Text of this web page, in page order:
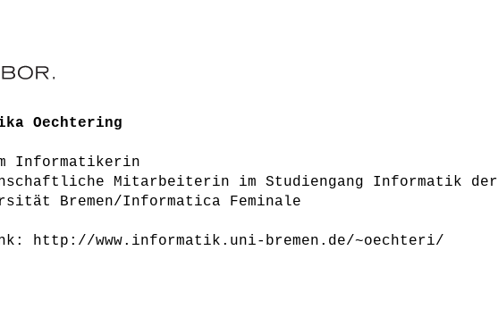
Oechtering
Informatikerin
Mitarbeiterin im Studiengang Informatik der
Bremen/Informatica Feminale
http://www.informatik.uni-bremen.de/~oechteri/